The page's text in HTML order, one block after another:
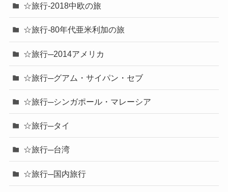
☆旅行-2018中欧の旅
☆旅行-80年代亜米利加の旅
☆旅行─2014アメリカ
☆旅行─グアム・サイパン・セブ
☆旅行─シンガポール・マレーシア
☆旅行─タイ
☆旅行─台湾
☆旅行─国内旅行